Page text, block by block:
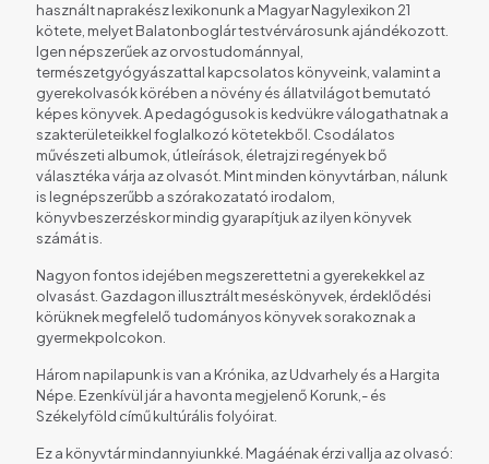
használt naprakész lexikonunk a Magyar Nagylexikon 21
kötete, melyet Balatonboglár testvérvárosunk ajándékozott.
Igen népszerűek az orvostudománnyal,
természetgyógyászattal kapcsolatos könyveink, valamint a
gyerekolvasók körében a növény és állatvilágot bemutató
képes könyvek. A pedagógusok is kedvükre válogathatnak a
szakterületeikkel foglalkozó kötetekből. Csodálatos
művészeti albumok, útleírások, életrajzi regények bő
választéka várja az olvasót. Mint minden könyvtárban, nálunk
is legnépszerűbb a szórakozatató irodalom,
könyvbeszerzéskor mindig gyarapítjuk az ilyen könyvek
számát is.
Nagyon fontos idejében megszerettetni a gyerekekkel az
olvasást. Gazdagon illusztrált meséskönyvek, érdeklődési
körüknek megfelelő tudományos könyvek sorakoznak a
gyermekpolcokon.
Három napilapunk is van a Krónika, az Udvarhely és a Hargita
Népe. Ezenkívül jár a havonta megjelenő Korunk,- és
Székelyföld című kultúrális folyóirat.
Ez a könyvtár mindannyiunkké. Magáénak érzi vallja az olvasó: